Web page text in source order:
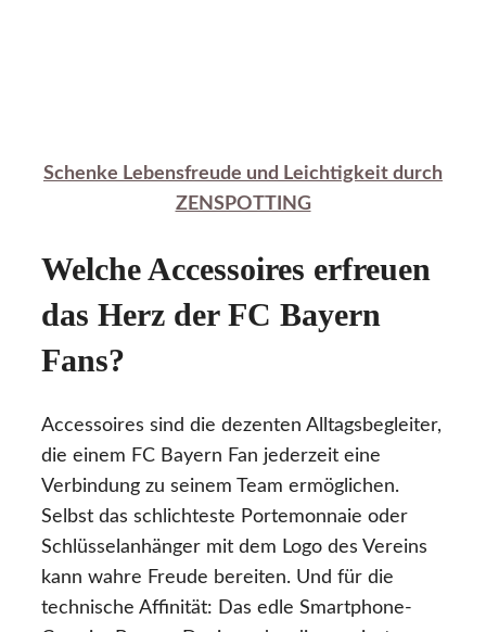
Schenke Lebensfreude und Leichtigkeit durch
ZENSPOTTING
Welche Accessoires erfreuen
das Herz der FC Bayern
Fans?
Accessoires sind die dezenten Alltagsbegleiter,
die einem FC Bayern Fan jederzeit eine
Verbindung zu seinem Team ermöglichen.
Selbst das schlichteste Portemonnaie oder
Schlüsselanhänger mit dem Logo des Vereins
kann wahre Freude bereiten. Und für die
technische Affinität: Das edle Smartphone-